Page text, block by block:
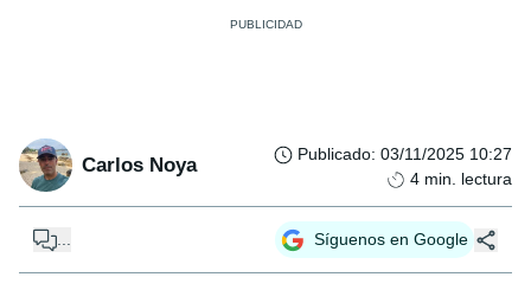
Carlos Noya Publicado: 03/11/2025 10:27
4 min. lectura
... Síguenos en Google